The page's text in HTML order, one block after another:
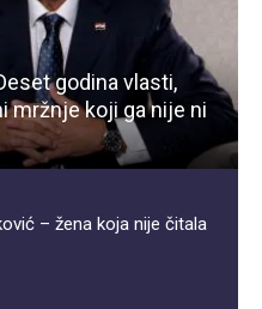
godina vlasti,
mržnje koji ga nije ni
– žena koja nije čitala